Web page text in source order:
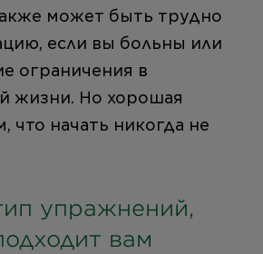
может быть трудно
если вы больны или
ограничения в
жизни. Но хорошая
что начать никогда не
упражнений,
вам